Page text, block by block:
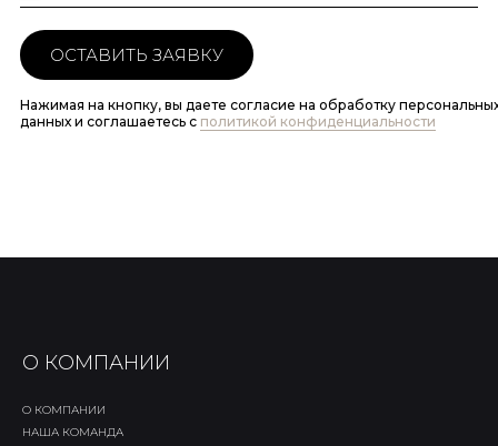
ОСТАВИТЬ ЗАЯВКУ
Нажимая на кнопку, вы даете согласие на обработку
данных и соглашаетесь c политикой конфиденциальности
О КОМПАНИИ
О КОМПАНИИ
НАША КОМАНДА